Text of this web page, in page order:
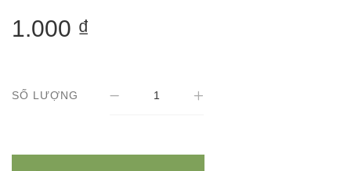
1.000 ₫
SỐ LƯỢNG